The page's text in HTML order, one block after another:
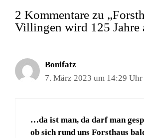
2 Kommentare zu
Villingen wird 125 Jahre
Bonifatz
7. März 2023 um 14:29 Uhr
…da ist man, da darf man
ob sich rund uns Forsthaus